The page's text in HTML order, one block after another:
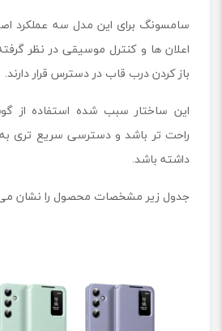
s
م
ن
س
G
a
x
F
E
سامسونگ برای این مدل سه عملکرد
اعلان ها و کنترل موسیقی در نظر
باز کردن درب قاب در دسترس قرار دارند.
این ساختار سبب شده استفاده از
راحت تر باشد و دسترسی سریع تری
داشته باشد.
جدول زیر مشخصات محصول را نشان